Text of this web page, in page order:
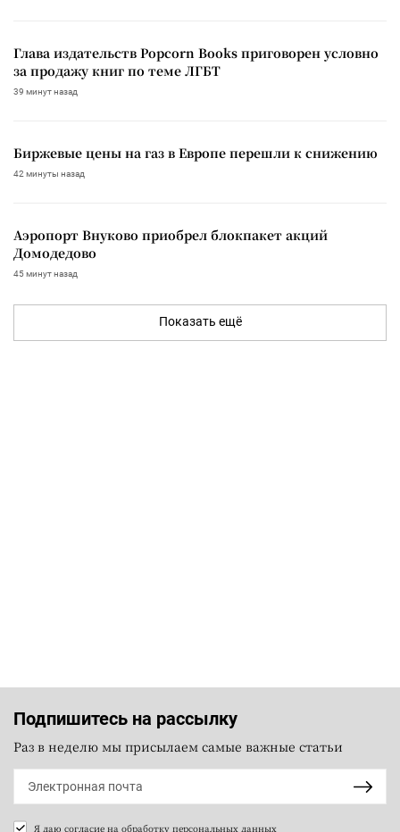
Глава издательств Popcorn Books приговорен условно
за продажу книг по теме ЛГБТ
39 минут назад
Биржевые цены на газ в Европе перешли к снижению
42 минуты назад
Аэропорт Внуково приобрел блокпакет акций
Домодедово
45 минут назад
Показать ещё
Подпишитесь на рассылку
Раз в неделю мы присылаем самые важные статьи
Я даю согласие на обработку персональных данных